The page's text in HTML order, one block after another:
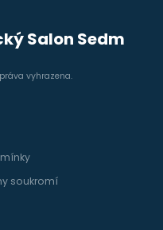
Salon Sedm
vyhrazena.
soukromí